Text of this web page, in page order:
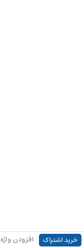
خرید اشتراک افزودن واژه